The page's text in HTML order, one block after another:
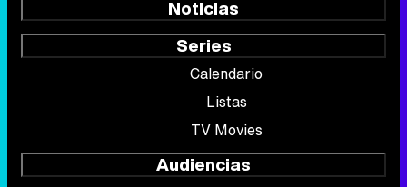
Noticias
Series
Calendario
Listas
TV Movies
Audiencias